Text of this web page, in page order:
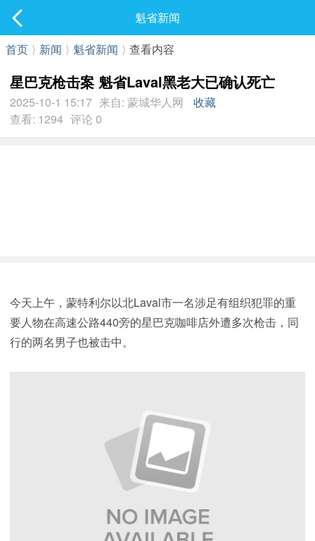
最新发表
魁省新闻
首页 ⟩ 新闻 ⟩ 魁省新闻 ⟩ 查看内容
星巴克枪击案 魁省Laval黑老大已确认死亡
2025-10-1 15:17 来自: 蒙城华人网
收藏
查看: 1294 评论 0
今天上午，蒙特利尔以北Laval市一名涉足有组织犯罪的重
要人物在高速公路440旁的星巴克咖啡店外遭多次枪击，同
行的两名男子也被击中。